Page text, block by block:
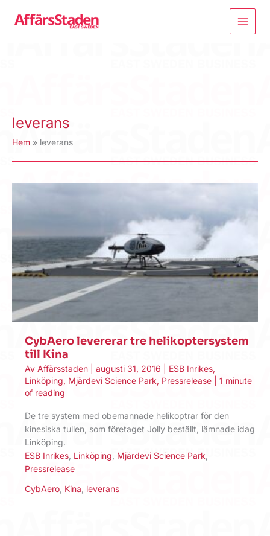
leverans
Hem leverans
CybAero levererar tre helikoptersystem
till Kina
Av Affärsstaden augusti 31, 2016 ESB Inrikes,
Linköping, Mjärdevi Science Park, Pressrelease
1 minute
of reading
De tre system med obemannade helikoptrar för den
kinesiska tullen, som företaget Jolly beställt, lämnade idag
Linköping.
ESB Inrikes Linköping Mjärdevi Science Park
Pressrelease
CybAero, Kina, leverans